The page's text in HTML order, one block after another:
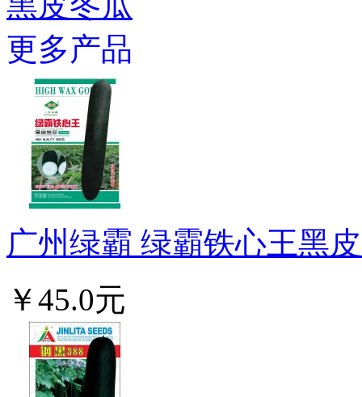
更多产品
广州绿霸 绿霸铁心王黑
￥45.0元